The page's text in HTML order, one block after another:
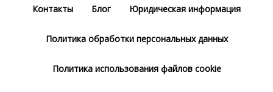
Контакты Блог Юридическая информация
Политика обработки персональных данных
Политика использования файлов cookie